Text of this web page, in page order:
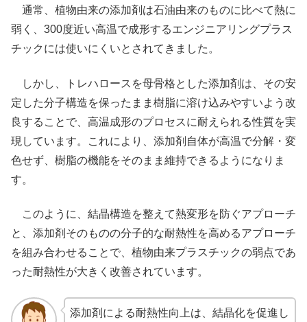
通常、植物由来の添加剤は石油由来のものに比べて熱に
弱く、300度近い高温で成形するエンジニアリングプラス
チックには使いにくいとされてきました。
しかし、トレハロースを母骨格とした添加剤は、その安
定した分子構造を保ったまま樹脂に溶け込みやすいよう改
良することで、高温成形のプロセスに耐えられる性質を実
現しています。これにより、添加剤自体が高温で分解・変
色せず、樹脂の機能をそのまま維持できるようになりま
す。
このように、結晶構造を整えて熱変形を防ぐアプローチ
と、添加剤そのものの分子的な耐熱性を高めるアプローチ
を組み合わせることで、植物由来プラスチックの弱点であ
った耐熱性が大きく改善されています。
添加剤による耐熱性向上は、結晶化を促進し